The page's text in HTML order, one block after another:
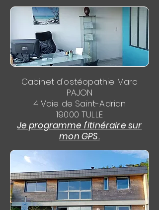
Cabinet d'ostéopathie Marc
PAJON
4 Voie de Saint-Adrian
19000 TULLE
Je programme l'itinéraire sur
mon GPS.